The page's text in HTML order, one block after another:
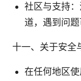
社区与支持
道，遇到问
十一、关于安全
在任何地区